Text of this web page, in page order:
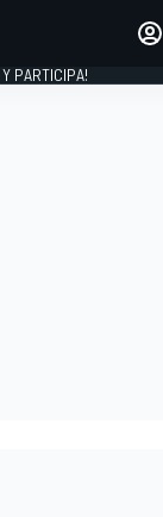
PARTICIPA!